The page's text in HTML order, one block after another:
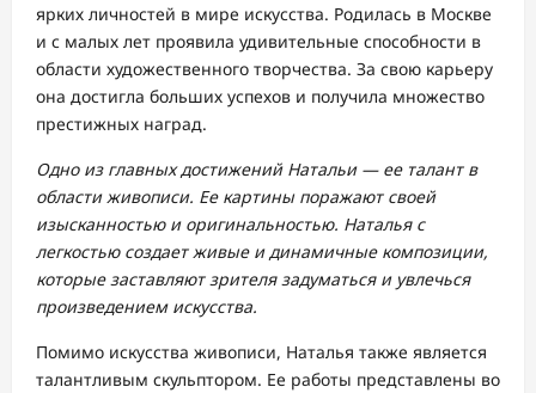
ярких личностей в мире искусства. Родилась в Москве
и с малых лет проявила удивительные способности в
области художественного творчества. За свою карьеру
она достигла больших успехов и получила множество
престижных наград.
Одно из главных достижений Натальи — ее талант в
области живописи. Ее картины поражают своей
изысканностью и оригинальностью. Наталья с
легкостью создает живые и динамичные композиции,
которые заставляют зрителя задуматься и увлечься
произведением искусства.
Помимо искусства живописи, Наталья также является
талантливым скульптором. Ее работы представлены во